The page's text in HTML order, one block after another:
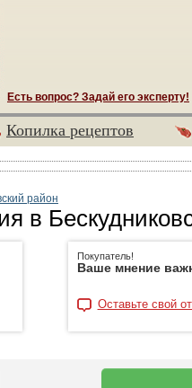
Есть вопрос? Задай его эксперту!
Копилка рецептов
район
в
Покупатель!
Ваше мнение
Оставьте свой